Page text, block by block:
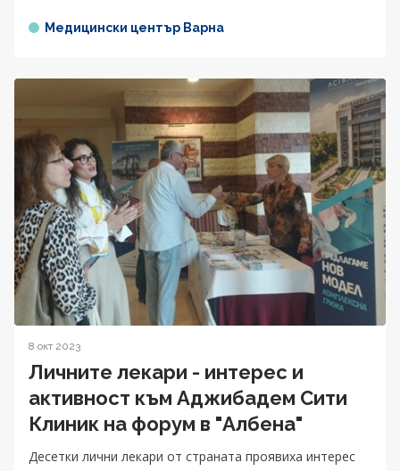
Медицински център Варна
8 окт 2023
Личните лекари - интерес и
активност към Аджибадем Сити
Клиник на форум в "Албена"
Десетки лични лекари от страната проявиха интерес